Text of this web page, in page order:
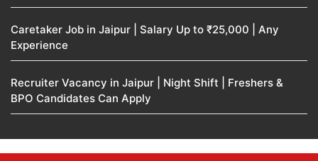
Caretaker Job in Jaipur | Salary Up to ₹25,000 | Any
Experience
Recruiter Vacancy in Jaipur | Night Shift | Freshers &
BPO Candidates Can Apply